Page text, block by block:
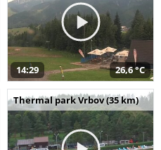
14:29 26,6 °C
Thermal park Vrbov (35 km)